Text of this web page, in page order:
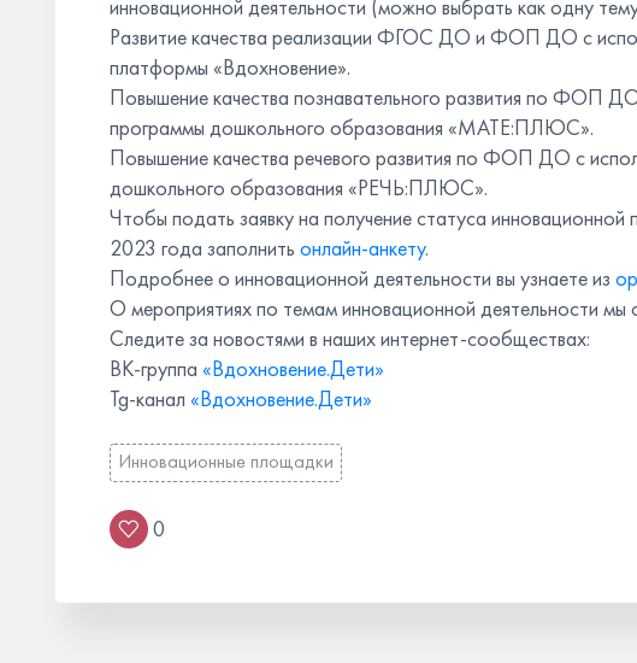
инновационной деятельности (можно выбрать как одну
Развитие качества реализации ФГОС ДО и ФОП ДО с
платформы «Вдохновение».
Повышение качества познавательного развития по ФОП
программы дошкольного образования «МАТЕ:ПЛЮС».
Повышение качества речевого развития по ФОП ДО с
дошкольного образования «РЕЧЬ:ПЛЮС».
Чтобы подать заявку на получение статуса
2023 года заполнить онлайн-анкету.
Подробнее о инновационной деятельности вы узнаете из
О мероприятиях по темам инновационной деятельности
Следите за новостями в наших интернет-сообществах:
ВК-группа «Вдохновение.Дети»
Tg-канал «Вдохновение.Дети»
Инновационные площадки
0